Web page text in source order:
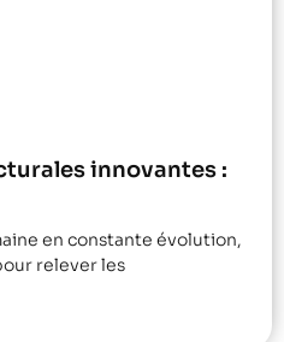
innovantes :
en constante évolution,
relever les